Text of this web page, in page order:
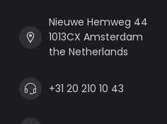
Nieuwe Hemweg 44
1013CX Amsterdam
the Netherlands
+31 20 210 10 43